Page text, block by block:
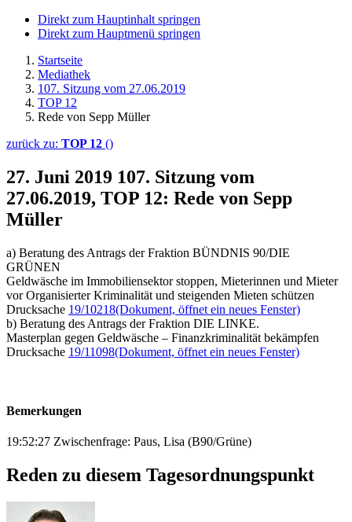
Direkt zum Hauptinhalt springen
Direkt zum Hauptmenü springen
Startseite
Mediathek
107. Sitzung vom 27.06.2019
TOP 12
Rede von Sepp Müller
zurück zu: TOP 12 ()
27. Juni 2019 107. Sitzung vom
27.06.2019, TOP 12: Rede von Sepp
Müller
a) Beratung des Antrags der Fraktion BÜNDNIS 90/DIE
GRÜNEN
Geldwäsche im Immobiliensektor stoppen, Mieterinnen und Mieter
vor Organisierter Kriminalität und steigenden Mieten schützen
Drucksache 19/10218(Dokument, öffnet ein neues Fenster)
b) Beratung des Antrags der Fraktion DIE LINKE.
Masterplan gegen Geldwäsche – Finanzkriminalität bekämpfen
Drucksache 19/11098(Dokument, öffnet ein neues Fenster)
Bemerkungen
19:52:27 Zwischenfrage: Paus, Lisa (B90/Grüne)
Reden zu diesem Tagesordnungspunkt